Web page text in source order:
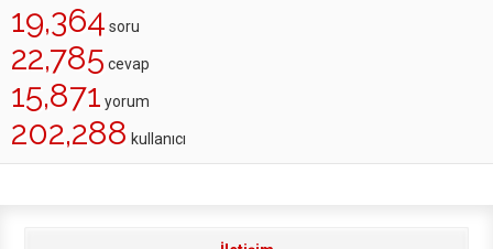
19,364 soru
22,785 cevap
15,871 yorum
202,288 kullanıcı